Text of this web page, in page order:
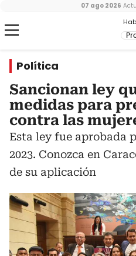
07 ago 2026
Política
Sancionan ley
medidas para
contra las
Esta ley fue aprobada
2023. Conozca en
de su aplicación